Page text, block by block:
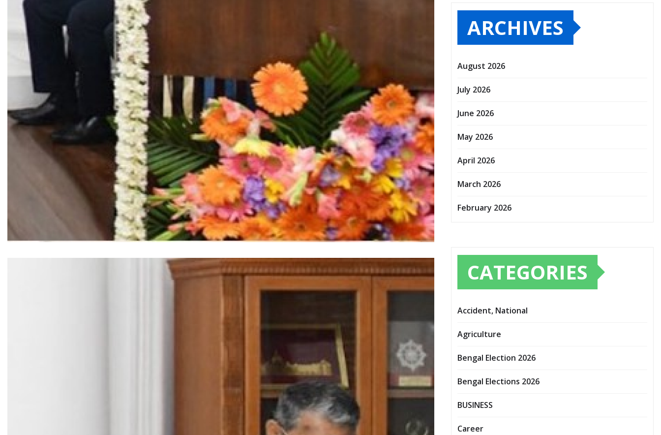
ARCHIVES
August 2026
July 2026
June 2026
May 2026
April 2026
March 2026
February 2026
CATEGORIES
Accident, National
Agriculture
Bengal Election 2026
Bengal Elections 2026
BUSINESS
Career